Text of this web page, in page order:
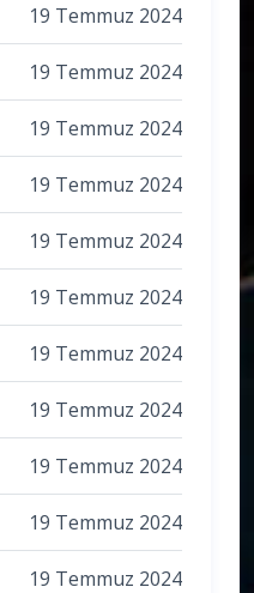
19 Temmuz 2024
19 Temmuz 2024
19 Temmuz 2024
19 Temmuz 2024
19 Temmuz 2024
19 Temmuz 2024
19 Temmuz 2024
19 Temmuz 2024
19 Temmuz 2024
19 Temmuz 2024
19 Temmuz 2024